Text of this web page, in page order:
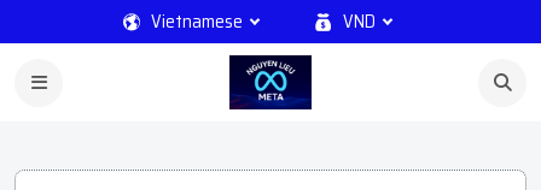
Vietnamese VND